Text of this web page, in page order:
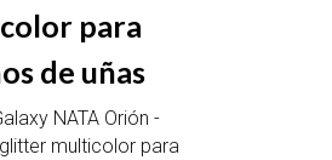
para
de uñas
NATA Orión -
multicolor para